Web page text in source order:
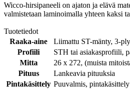
Wicco-hirsipaneeli on ajaton ja elävä
valmistetaan laminoimalla yhteen kaksi
Tuotetiedot
Raaka-aine
Liimattu ST-mänty, 3-ply
Profiili
STH tai asiakasprofiili,
Mitta
26 x 272, (muista
Pituus
Lankeavia pituuksia
Pintakäsittely Puuvalmis,